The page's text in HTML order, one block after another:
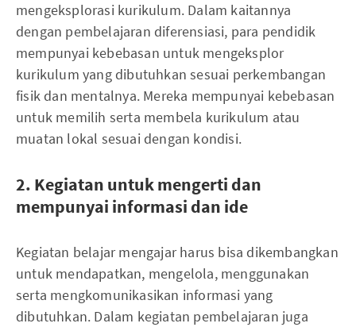
mengeksplorasi kurikulum. Dalam kaitannya
dengan pembelajaran diferensiasi, para pendidik
mempunyai kebebasan untuk mengeksplor
kurikulum yang dibutuhkan sesuai perkembangan
fisik dan mentalnya. Mereka mempunyai kebebasan
untuk memilih serta membela kurikulum atau
muatan lokal sesuai dengan kondisi.
2. Kegiatan untuk mengerti dan
mempunyai informasi dan ide
Kegiatan belajar mengajar harus bisa dikembangkan
untuk mendapatkan, mengelola, menggunakan
serta mengkomunikasikan informasi yang
dibutuhkan. Dalam kegiatan pembelajaran juga